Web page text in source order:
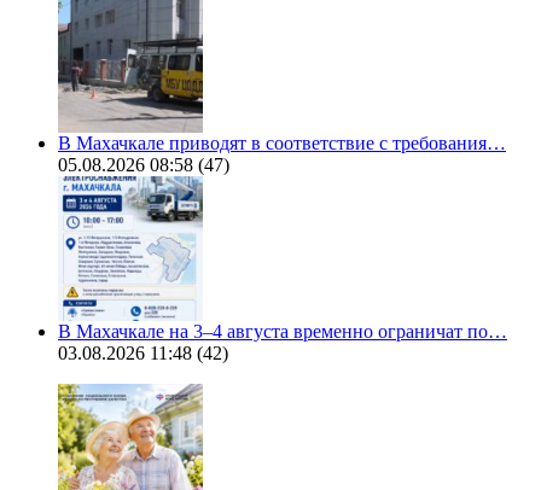
В Махачкале приводят в соответствие с требования…
05.08.2026 08:58 (47)
В Махачкале на 3–4 августа временно ограничат по…
03.08.2026 11:48 (42)